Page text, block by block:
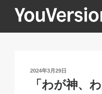
YOUVERSION
投
2024年3月29日
「わが神、